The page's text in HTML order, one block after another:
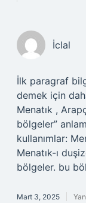
İclal
İlk paragraf
demek için
Menatık ,
bölgeler”
kullanımlar:
Menatık-ı
bölgeler. bu
Mart 3, 2025